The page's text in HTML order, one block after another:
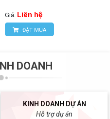
Giá: Liên hệ
ĐẶT MUA
DOANH
KINH DOANH DỰ ÁN
Hỗ trợ dự án